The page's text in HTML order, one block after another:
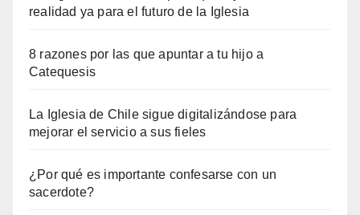
realidad ya para el futuro de la Iglesia
8 razones por las que apuntar a tu hijo a
Catequesis
La Iglesia de Chile sigue digitalizándose para
mejorar el servicio a sus fieles
¿Por qué es importante confesarse con un
sacerdote?